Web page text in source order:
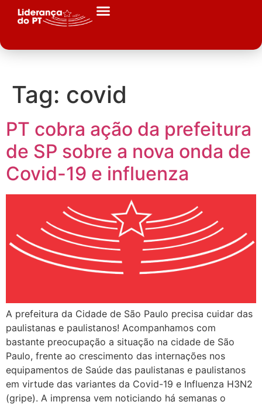
Tag: covid
PT cobra ação da prefeitura
de SP sobre a nova onda de
Covid-19 e influenza
A prefeitura da Cidade de São Paulo precisa cuidar das
paulistanas e paulistanos! Acompanhamos com
bastante preocupação a situação na cidade de São
Paulo, frente ao crescimento das internações nos
equipamentos de Saúde das paulistanas e paulistanos
em virtude das variantes da Covid-19 e Influenza H3N2
(gripe). A imprensa vem noticiando há semanas o